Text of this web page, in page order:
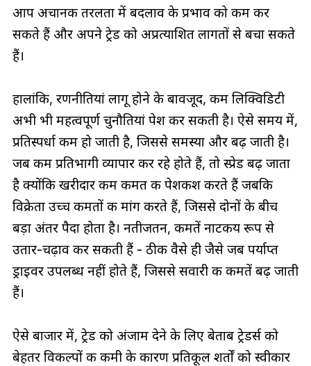
आप अचानक तरलता में बदलाव के प्रभाव को कम कर
सकते हैं और अपने ट्रेड को अप्रत्याशित लागतों से बचा सकते
हैं।
हालांकि, रणनीतियां लागू होने के बावजूद, कम लिक्विडिटी
अभी भी महत्वपूर्ण चुनौतियां पेश कर सकती है। ऐसे समय में,
प्रतिस्पर्धा कम हो जाती है, जिससे समस्या और बढ़ जाती है।
जब कम प्रतिभागी व्यापार कर रहे होते हैं, तो स्प्रेड बढ़ जाता
है क्योंकि खरीदार कम कीमत की पेशकश करते हैं जबकि
विक्रेता उच्च कीमतों की मांग करते हैं, जिससे दोनों के बीच
बड़ा अंतर पैदा होता है। नतीजतन, कीमतें नाटकीय रूप से
उतार-चढ़ाव कर सकती हैं - ठीक वैसे ही जैसे जब पर्याप्त
ड्राइवर उपलब्ध नहीं होते हैं, जिससे सवारी की कीमतें बढ़ जाती
हैं।
ऐसे बाजार में, ट्रेड को अंजाम देने के लिए बेताब ट्रेडर्स को
बेहतर विकल्पों की कमी के कारण प्रतिकूल शर्तों को स्वीकार